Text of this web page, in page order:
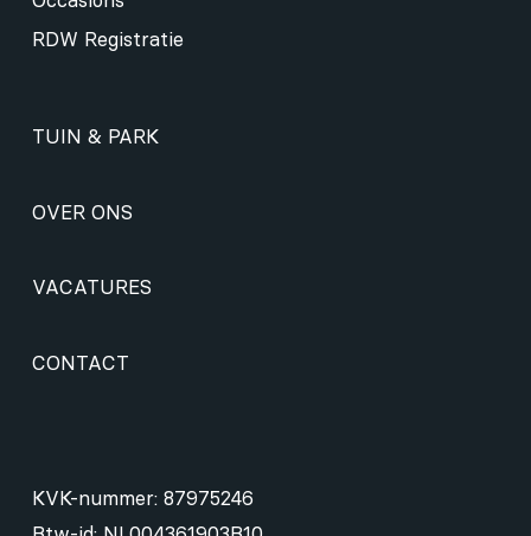
RDW Registratie
TUIN & PARK
OVER ONS
VACATURES
CONTACT
KVK-nummer: 87975246